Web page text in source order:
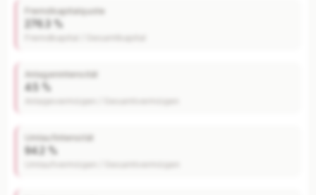
Fremdkapitalquote
276.3 %
Anlagenintensität
4.5 %
Umlaufintensität
94.2 %